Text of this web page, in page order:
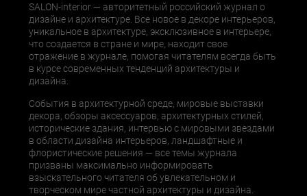
SALON-interior — авторитетный российский журнал о
дизайне и архитектуре. Все новое в декоре интерьеров,
уникальное в архитектуре, эксклюзивное в интерьере,
что создается в стране и мире, находит свое
отражение в журнале, помогая читателям всегда быть
в курсе современных тенденций архитектуры и
дизайна.
События в архитектурной среде, мировые выставки
декора, обзоры аксессуаров, архитектурных стилей,
исторические здания, интервью с мировыми звездами
в области дизайна интерьеров, ландшафтные и
флористические решения — все темы журнала
призваны максимально информировать
взыскательного читателя об увлекательном и
творческом мире частной архитектуры и дизайна.